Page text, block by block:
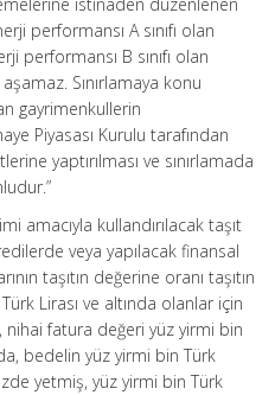
performansı A sınıfı olan
performansı B sınıfı olan
Sınırlamaya konu
gayrimenkullerin
Piyasası Kurulu tarafından
yaptırılması ve sınırlamada
amacıyla kullandırılacak taşıt
veya yapılacak finansal
taşıtın değerine oranı taşıtın
Lirası ve altında olanlar için
fatura değeri yüz yirmi bin
bedelin yüz yirmi bin Türk
yetmiş, yüz yirmi bin Türk